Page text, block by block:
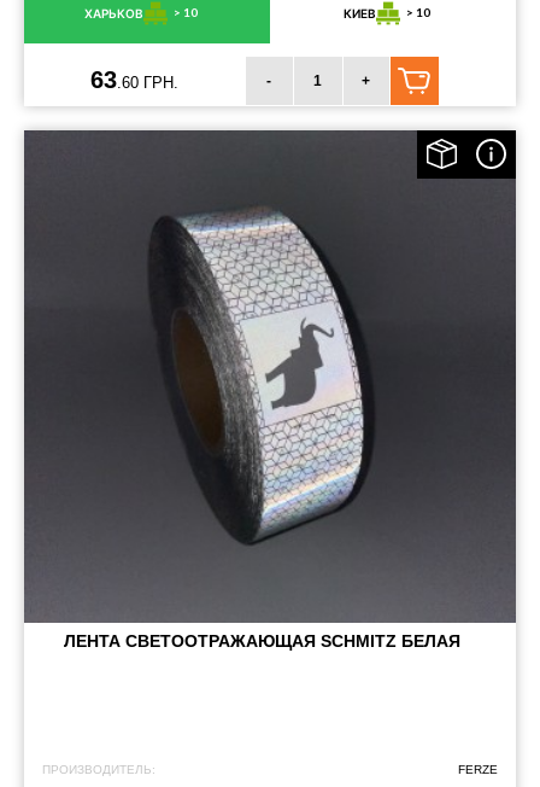
ХАРЬКОВ > 10 КИЕВ > 10
63 .60 ГРН. - +
ЛЕНТА СВЕТООТРАЖАЮЩАЯ SCHMITZ БЕЛАЯ
ПРОИЗВОДИТЕЛЬ: FERZE